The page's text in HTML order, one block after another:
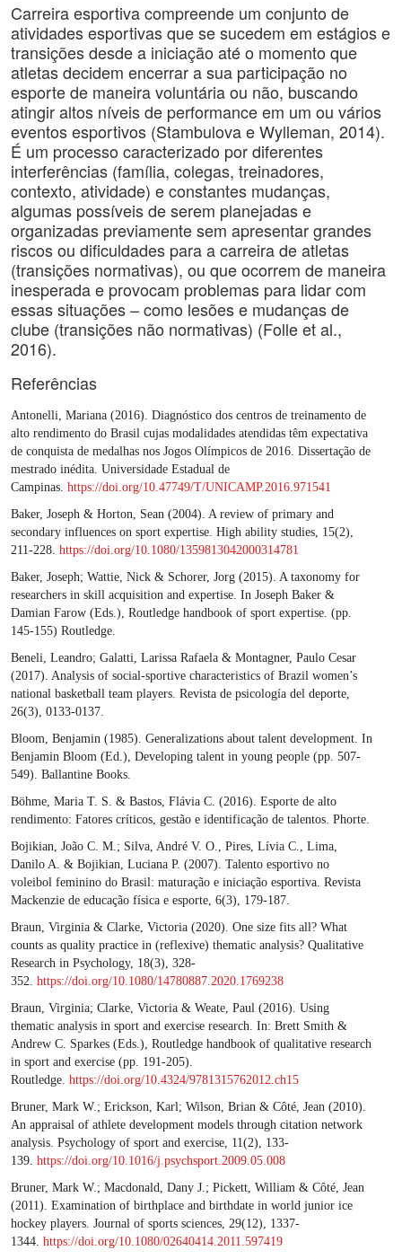
Carreira esportiva compreende um conjunto de
atividades esportivas que se sucedem em estágios e
transições desde a iniciação até o momento que
atletas decidem encerrar a sua participação no
esporte de maneira voluntária ou não, buscando
atingir altos níveis de performance em um ou vários
eventos esportivos (Stambulova e Wylleman, 2014).
É um processo caracterizado por diferentes
interferências (família, colegas, treinadores,
contexto, atividade) e constantes mudanças,
algumas possíveis de serem planejadas e
organizadas previamente sem apresentar grandes
riscos ou dificuldades para a carreira de atletas
(transições normativas), ou que ocorrem de maneira
inesperada e provocam problemas para lidar com
essas situações – como lesões e mudanças de
clube (transições não normativas) (Folle et al.,
2016).
Referências
Antonelli, Mariana (2016). Diagnóstico dos centros de treinamento de
alto rendimento do Brasil cujas modalidades atendidas têm expectativa
de conquista de medalhas nos Jogos Olímpicos de 2016. Dissertação de
mestrado inédita. Universidade Estadual de
Campinas. https://doi.org/10.47749/T/UNICAMP.2016.971541
Baker, Joseph & Horton, Sean (2004). A review of primary and
secondary influences on sport expertise. High ability studies, 15(2),
211-228. https://doi.org/10.1080/1359813042000314781
Baker, Joseph; Wattie, Nick & Schorer, Jorg (2015). A taxonomy for
researchers in skill acquisition and expertise. In Joseph Baker &
Damian Farow (Eds.), Routledge handbook of sport expertise. (pp.
145-155) Routledge.
Beneli, Leandro; Galatti, Larissa Rafaela & Montagner, Paulo Cesar
(2017). Analysis of social-sportive characteristics of Brazil women’s
national basketball team players. Revista de psicología del deporte,
26(3), 0133-0137.
Bloom, Benjamin (1985). Generalizations about talent development. In
Benjamin Bloom (Ed.), Developing talent in young people (pp. 507-
549). Ballantine Books.
Böhme, Maria T. S. & Bastos, Flávia C. (2016). Esporte de alto
rendimento: Fatores críticos, gestão e identificação de talentos. Phorte.
Bojikian, João C. M.; Silva, André V. O., Pires, Lívia C., Lima,
Danilo A. & Bojikian, Luciana P. (2007). Talento esportivo no
voleibol feminino do Brasil: maturação e iniciação esportiva. Revista
Mackenzie de educação física e esporte, 6(3), 179-187.
Braun, Virginia & Clarke, Victoria (2020). One size fits all? What
counts as quality practice in (reflexive) thematic analysis? Qualitative
Research in Psychology, 18(3), 328-
352. https://doi.org/10.1080/14780887.2020.1769238
Braun, Virginia; Clarke, Victoria & Weate, Paul (2016). Using
thematic analysis in sport and exercise research. In: Brett Smith &
Andrew C. Sparkes (Eds.), Routledge handbook of qualitative research
in sport and exercise (pp. 191-205).
Routledge. https://doi.org/10.4324/9781315762012.ch15
Bruner, Mark W.; Erickson, Karl; Wilson, Brian & Côté, Jean (2010).
An appraisal of athlete development models through citation network
analysis. Psychology of sport and exercise, 11(2), 133-
139. https://doi.org/10.1016/j.psychsport.2009.05.008
Bruner, Mark W.; Macdonald, Dany J.; Pickett, William & Côté, Jean
(2011). Examination of birthplace and birthdate in world junior ice
hockey players. Journal of sports sciences, 29(12), 1337-
1344. https://doi.org/10.1080/02640414.2011.597419